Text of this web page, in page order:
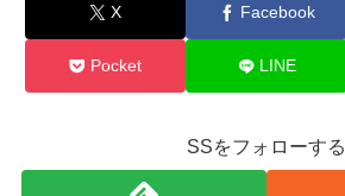
X Facebook
Pocket LINE
SSをフォローする